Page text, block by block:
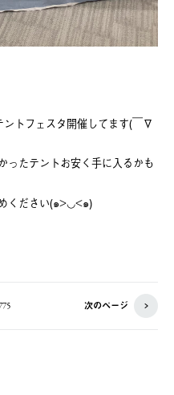
トフェスタ開催してます(￣∇
テントお安く手に入るかも
ください(๑>◡<๑)
次のページ